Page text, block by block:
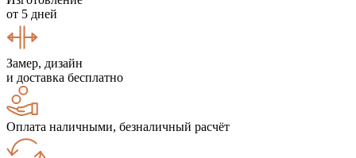
от 5 дней
Замер, дизайн
и доставка бесплатно
Оплата наличными, безналичный расчёт